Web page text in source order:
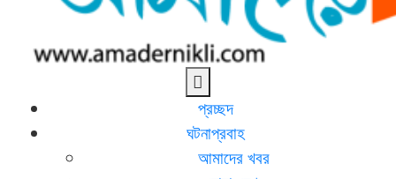
নিকলীর প্রথম অনলাইন সংবাদমাধ্যম
প্রচ্ছদ
ঘটনাপ্রবাহ
আমাদের খবর